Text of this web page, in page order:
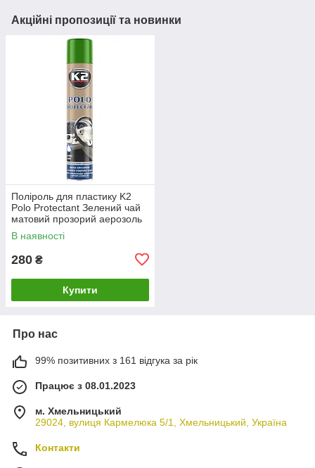
Акційні пропозиції та новинки
Поліроль для пластику K2
Polo Protectant Зелений чай
матовий прозорий аерозоль
750 мл (K418ZN)
В наявності
280 ₴
Купити
Про нас
99% позитивних з 161 відгука за рік
Працює з 08.01.2023
м. Хмельницький
29024, вулиця Кармелюка 5/1, Хмельницький, Україна
Контакти